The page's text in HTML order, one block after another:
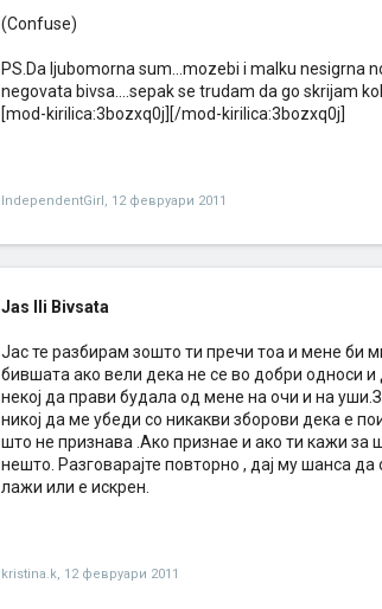
(Confuse)
PS.Da ljubomorna sum...mozebi i malku nesigrna
negovata bivsa....sepak se trudam da go skrijam
[mod-kirilica:3bozxq0j][/mod-kirilica:3bozxq0j]
IndependentGirl, 12 февруари 2011
Jas Ili Bivsata
Јас те разбирам зошто ти пречи тоа и мене би
бившата ако вели дека не се во добри односи
некој да прави будала од мене на очи и на
никој да ме убеди со никакви зборови дека е
што не признава .Ако признае и ако ти кажи за
нешто. Разговарајте повторно , дај му шанса
лажи или е искрен.
kristina.k, 12 февруари 2011